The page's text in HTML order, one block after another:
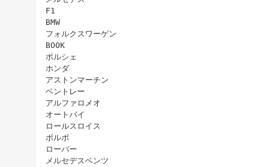
F1
BMW
フォルクスワーゲン
BOOK
ポルシェ
ホンダ
アストンマーチン
ベントレー
アルファロメオ
オートバイ
ロールスロイス
ボルボ
ローバー
メルセデスベンツ